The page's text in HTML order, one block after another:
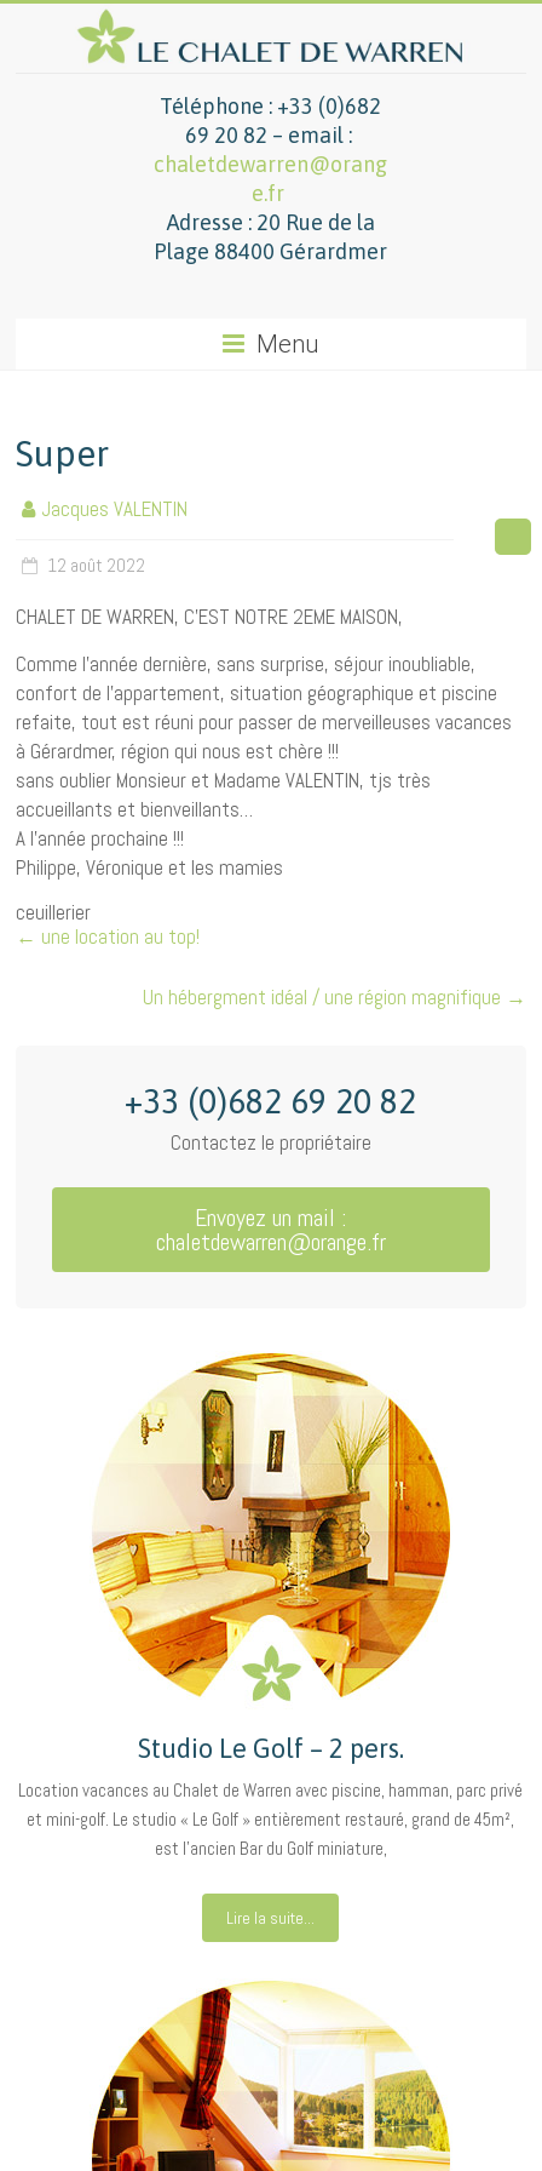
Téléphone : +33 (0)682
69 20 82 – email :
chaletdewarren@orang
e.fr
Adresse : 20 Rue de la
Plage 88400 Gérardmer
Menu
Super
Jacques VALENTIN
12 août 2022
CHALET DE WARREN, C’EST NOTRE 2EME MAISON,
Comme l’année dernière, sans surprise, séjour inoubliable,
confort de l’appartement, situation géographique et piscine
refaite, tout est réuni pour passer de merveilleuses vacances
à Gérardmer, région qui nous est chère !!!
sans oublier Monsieur et Madame VALENTIN, tjs très
accueillants et bienveillants…
A l’année prochaine !!!
Philippe, Véronique et les mamies
ceuillerier
← une location au top!
Un hébergment idéal / une région magnifique →
+33 (0)682 69 20 82
Contactez le propriétaire
Envoyez un mail :
chaletdewarren@orange.fr
Studio Le Golf – 2 pers.
Location vacances au Chalet de Warren avec piscine, hamman, parc privé
et mini-golf. Le studio « Le Golf » entièrement restauré, grand de 45m²,
est l’ancien Bar du Golf miniature,
Lire la suite...